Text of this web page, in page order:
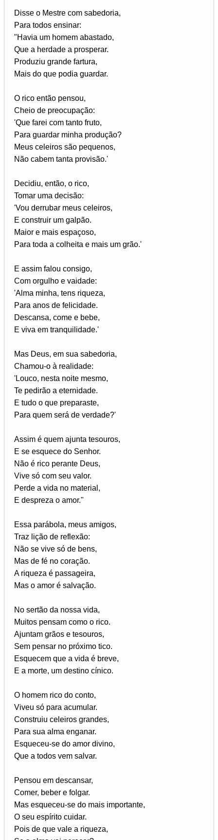
Disse o Mestre com sabedoria,
Para todos ensinar:
"Havia um homem abastado,
Que a herdade a prosperar.
Produziu grande fartura,
Mais do que podia guardar.
O rico então pensou,
Cheio de preocupação:
'Que farei com tanto fruto,
Para guardar minha produção?
Meus celeiros são pequenos,
Não cabem tanta provisão.'
Decidiu, então, o rico,
Tomar uma decisão:
'Vou derrubar meus celeiros,
E construir um galpão.
Maior e mais espaçoso,
Para toda a colheita e mais um grão.'
E assim falou consigo,
Com orgulho e vaidade:
'Alma minha, tens riqueza,
Para anos de felicidade.
Descansa, come e bebe,
E viva em tranquilidade.'
Mas Deus, em sua sabedoria,
Chamou-o à realidade:
'Louco, nesta noite mesmo,
Te pedirão a eternidade.
E tudo o que preparaste,
Para quem será de verdade?'
Assim é quem ajunta tesouros,
E se esquece do Senhor.
Não é rico perante Deus,
Vive só com seu valor.
Perde a vida no material,
E despreza o amor."
Essa parábola, meus amigos,
Traz lição de reflexão:
Não se vive só de bens,
Mas de fé no coração.
A riqueza é passageira,
Mas o amor é salvação.
No sertão da nossa vida,
Muitos pensam como o rico.
Ajuntam grãos e tesouros,
Sem pensar no próximo tico.
Esquecem que a vida é breve,
E a morte, um destino cínico.
O homem rico do conto,
Viveu só para acumular.
Construiu celeiros grandes,
Para sua alma enganar.
Esqueceu-se do amor divino,
Que a todos vem salvar.
Pensou em descansar,
Comer, beber e folgar.
Mas esqueceu-se do mais importante,
O seu espírito cuidar.
Pois de que vale a riqueza,